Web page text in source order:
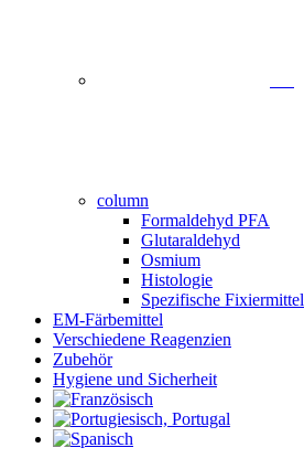
column
Formaldehyd PFA
Glutaraldehyd
Osmium
Histologie
Spezifische Fixiermittel
EM-Färbemittel
Verschiedene Reagenzien
Zubehör
Hygiene und Sicherheit